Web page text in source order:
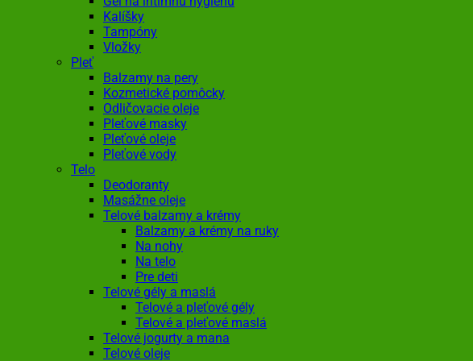
Kalíšky
Tampóny
Vložky
Pleť
Balzamy na pery
Kozmetické pomôcky
Odličovacie oleje
Pleťové masky
Pleťové oleje
Pleťové vody
Telo
Deodoranty
Masážne oleje
Telové balzamy a krémy
Balzamy a krémy na ruky
Na nohy
Na telo
Pre deti
Telové gély a maslá
Telové a pleťové gély
Telové a pleťové maslá
Telové jogurty a mana
Telové oleje